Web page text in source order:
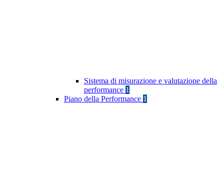
Sistema di misurazione e valutazione della
performance 1
Piano della Performance 1